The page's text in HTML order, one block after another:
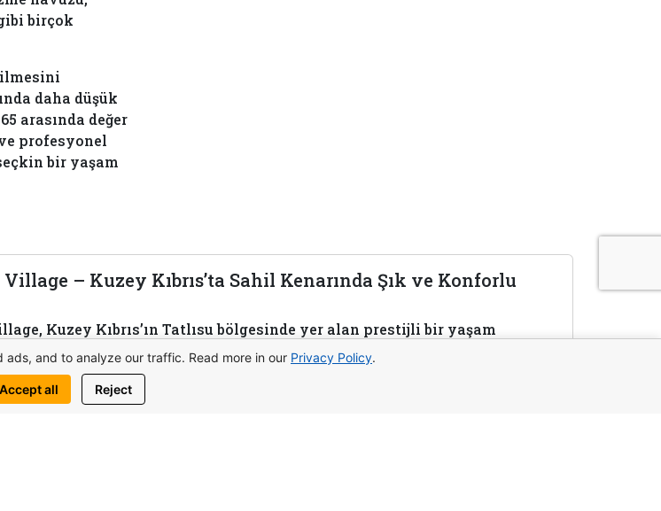
birçok
daha düşük
arasında değer
profesyonel
bir yaşam
– Kuzey Kıbrıs’ta Sahil Kenarında Şık ve Konforlu
Kuzey Kıbrıs’ın Tatlısu bölgesinde yer alan prestijli bir yaşam
mimari, akıllı altyapı, esnek ödeme seçenekleri ve huzurlu bir sahil
Teslim tarihi: 2025.
and to analyze our traffic. Read more in our Privacy Policy.
Accept all Reject